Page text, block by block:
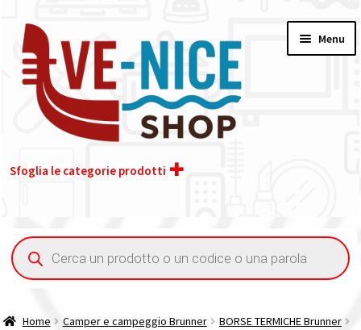
alla
navigazione
contenuto
Menu
Sfoglia le categorie prodotti
Acquisto iva 4% (agevolata)
Ricerca
prodotti
Home Camper e campeggio Brunner
BORSE TERMICHE Brunner